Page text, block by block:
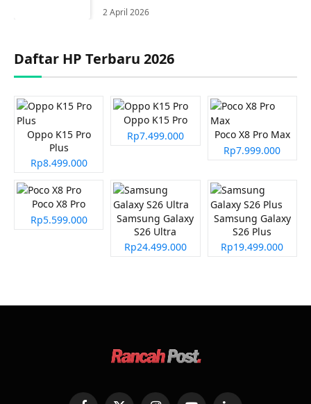
2 April 2026
Daftar HP Terbaru 2026
Oppo K15 Pro
Plus
Rp8.499.000
Oppo K15 Pro
Rp7.499.000
Poco X8 Pro Max
Rp7.999.000
Poco X8 Pro
Rp5.599.000
Samsung Galaxy
S26 Ultra
Rp24.499.000
Samsung Galaxy
S26 Plus
Rp19.499.000